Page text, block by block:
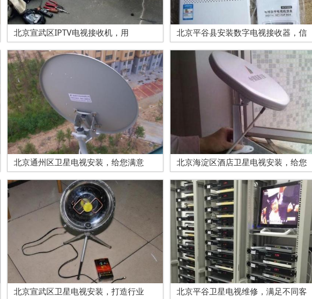
北京宣武区IPTV电视接收机，用 北京平谷县安装数字电视接收器，信
北京通州区卫星电视安装，给您满意 北京海淀区酒店卫星电视安装，给您
北京宣武区卫星电视安装，打造行业 北京平谷卫星电视维修，满足不同客